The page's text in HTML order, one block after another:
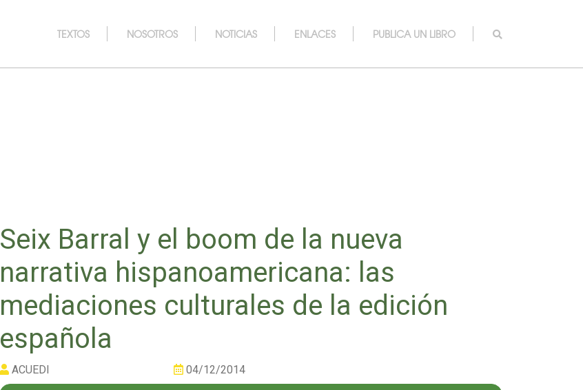
TEXTOS NOSOTROS NOTICIAS ENLACES PUBLICA UN LIBRO
Seix Barral y el boom de la nueva
narrativa hispanoamericana: las
mediaciones culturales de la edición
española
ACUEDI 04/12/2014